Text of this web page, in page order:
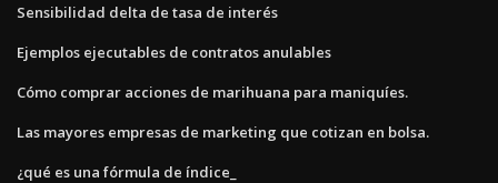
Sensibilidad delta de tasa de interés
Ejemplos ejecutables de contratos anulables
Cómo comprar acciones de marihuana para maniquíes.
Las mayores empresas de marketing que cotizan en bolsa.
¿qué es una fórmula de índice_